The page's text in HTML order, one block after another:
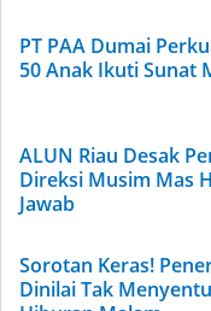
PT PAA Dumai
50 Anak Ikuti Sunat
ALUN Riau Desak
Direksi Musim Mas
Jawab
Sorotan Keras!
Dinilai Tak